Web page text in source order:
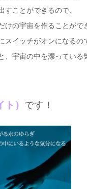
ことができるので、
の宇宙を作ることがで
スイッチがオンになるの
宇宙の中を漂っている
） です！